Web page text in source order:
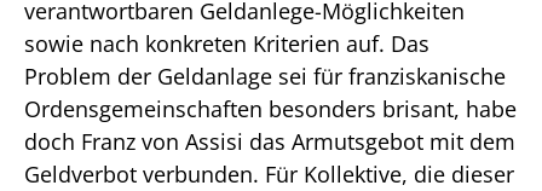
verantwortbaren Geldanlege-Möglichkeiten
sowie nach konkreten Kriterien auf. Das
Problem der Geldanlage sei für franziskanische
Ordensgemeinschaften besonders brisant, habe
doch Franz von Assisi das Armutsgebot mit dem
Geldverbot verbunden. Für Kollektive, die dieser